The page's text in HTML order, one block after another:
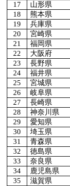
17
山形県
18
熊本県
19
兵庫県
20
宮崎県
21
福岡県
22
大阪府
23
長野県
24
福井県
25
宮城県
26
岐阜県
27
長崎県
28
神奈川県
29
愛知県
30
埼玉県
31
青森県
32
徳島県
33
奈良県
34
鹿児島県
35
滋賀県